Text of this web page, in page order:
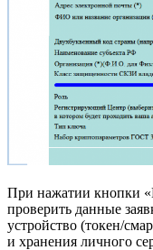
При нажатии кнопки
проверить данные
устройство (токен/
и хранения личного